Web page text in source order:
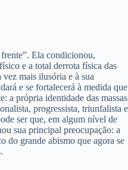
Ela condicionou,
e a total derrota física das
mais ilusória e à sua
e se fortalecerá à medida que
a própria identidade das massas
progressista, triunfalista e
ser que, em algum nível de
sua principal preocupação: a
do grande abismo que agora se